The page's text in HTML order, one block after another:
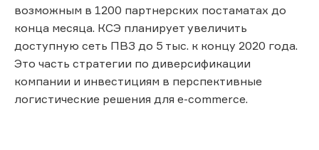
возможным в 1200 партнерских постаматах до
конца месяца. КСЭ планирует увеличить
доступную сеть ПВЗ до 5 тыс. к концу 2020 года.
Это часть стратегии по диверсификации
компании и инвестициям в перспективные
логистические решения для e-commerce.